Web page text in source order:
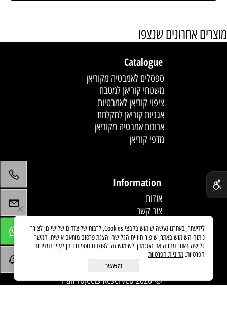
מוצרים אחרונים שנצפו
Catalogue
ספסלים לאמבטיה מקוריאן
משטחי קוריאן למטבח
ציפוי קוריאן לאמבטיות
אגניות קוריאן למקלחת
ארונות אמבטיה מקוריאן
מדפי קוריאן
Information
אודות
צור קשר
מדיניות משלוחים
מאמרים
© 2020 PaiProjects Reserved
לידיעתך, באתרנו נעשה שימוש בקבצי Cookies, לרבות של צדדים שלישיים, לצורך
ניתוח השימוש באתר, שיפור חוויית הגלישה והצגת פרסום מותאם אישית. המשך
גלישה באתר מהווה את הסכמתך לשימוש זה. לפרטים נוספים ניתן לעיין במדיניות
הפרטיות. מדיניות הפרטיות
מאשר